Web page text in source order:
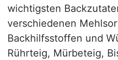
wichtigsten
verschiedenen
Backhilfsstoffen und
Rührteig, Mürbeteig,